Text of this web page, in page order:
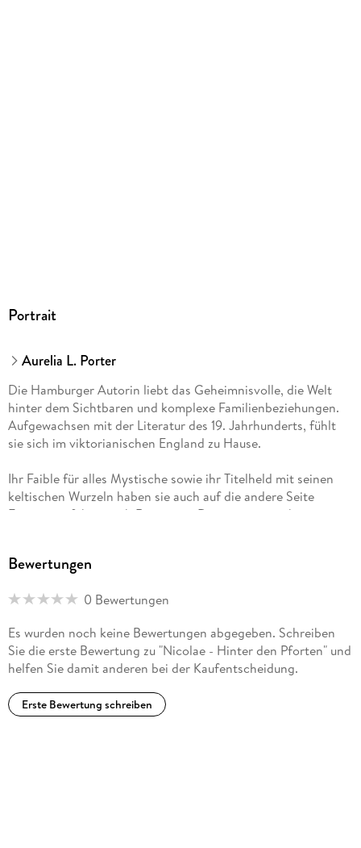
Portrait
Aurelia L. Porter
Die Hamburger Autorin liebt das Geheimnisvolle, die Welt
hinter dem Sichtbaren und komplexe Familienbeziehungen.
Aufgewachsen mit der Literatur des 19. Jahrhunderts, fühlt
sie sich im viktorianischen England zu Hause.
Ihr Faible für alles Mystische sowie ihr Titelheld mit seinen
keltischen Wurzeln haben sie auch auf die andere Seite
Europas geführt: nach Rumänien. Das sagenumwobene
Bewertungen
0 Bewertungen
Es wurden noch keine Bewertungen abgegeben. Schreiben
Sie die erste Bewertung zu "Nicolae - Hinter den Pforten" und
helfen Sie damit anderen bei der Kaufentscheidung.
Erste Bewertung schreiben